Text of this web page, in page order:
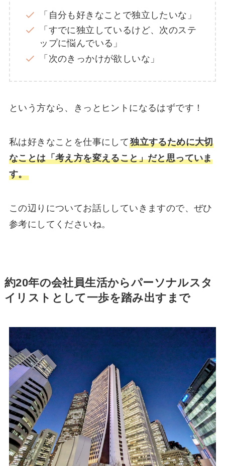
「自分も好きなことで独立したいな」
「すでに独立しているけど、次のステ
ップに悩んでいる」
「次のきっかけが欲しいな」
という方なら、きっとヒントになるはずです！
私は好きなことを仕事にして独立するために大切
なことは「考え方を変えること」だと思っていま
す。
この辺りについてお話ししていきますので、ぜひ
参考にしてくださいね。
約20年の会社員生活からパーソナルスタ
イリストとして一歩を踏み出すまで